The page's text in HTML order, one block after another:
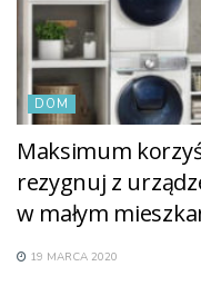
DOM
Maksimum
rezygnuj z
w małym
19 MARCA 2020